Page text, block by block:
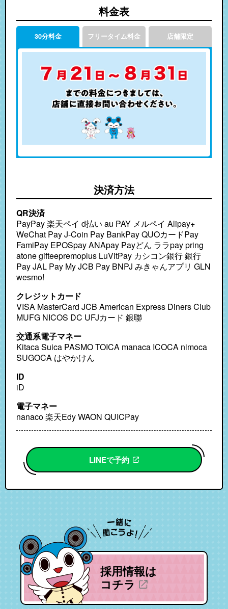
料金表
30分料金 フリータイム料金 店舗限定
決済方法
QR決済
PayPay 楽天ペイ d払い au PAY メルペイ Alipay+ WeChat Pay J-Coin Pay BankPay QUOカードPay FamiPay EPOSpay ANApay Payどん ララpay pring atone gifteepremoplus LuVitPay カシコン銀行 銀行Pay
クレジットカード
VISA MasterCard JCB American Express Diners Club
MUFG NICOS DC UFJカード 銀聯
交通系電子マネー
Kitaca Suica PASMO TOICA manaca ICOCA nimoca
SUGOCA はやかけん
ID
iD
電子マネー
nanaco 楽天Edy WAON QUICPay
LINEで予約
採用情報は
コチラ